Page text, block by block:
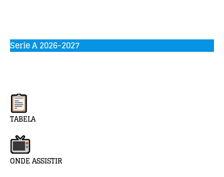
Serie A 2026-2027
TABELA
ONDE ASSISTIR